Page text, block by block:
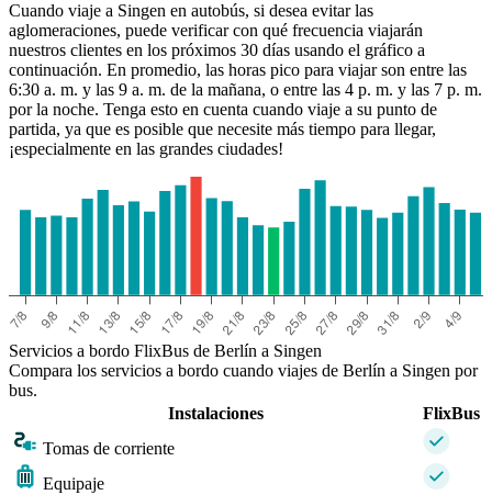
Cuando viaje a Singen en autobús, si desea evitar las
aglomeraciones, puede verificar con qué frecuencia viajarán
nuestros clientes en los próximos 30 días usando el gráfico a
continuación. En promedio, las horas pico para viajar son entre las
6:30 a. m. y las 9 a. m. de la mañana, o entre las 4 p. m. y las 7 p. m.
por la noche. Tenga esto en cuenta cuando viaje a su punto de
partida, ya que es posible que necesite más tiempo para llegar,
¡especialmente en las grandes ciudades!
Servicios a bordo FlixBus de Berlín a Singen
Compara los servicios a bordo cuando viajes de Berlín a Singen por
bus.
Instalaciones
FlixBus
Tomas de corriente
Equipaje